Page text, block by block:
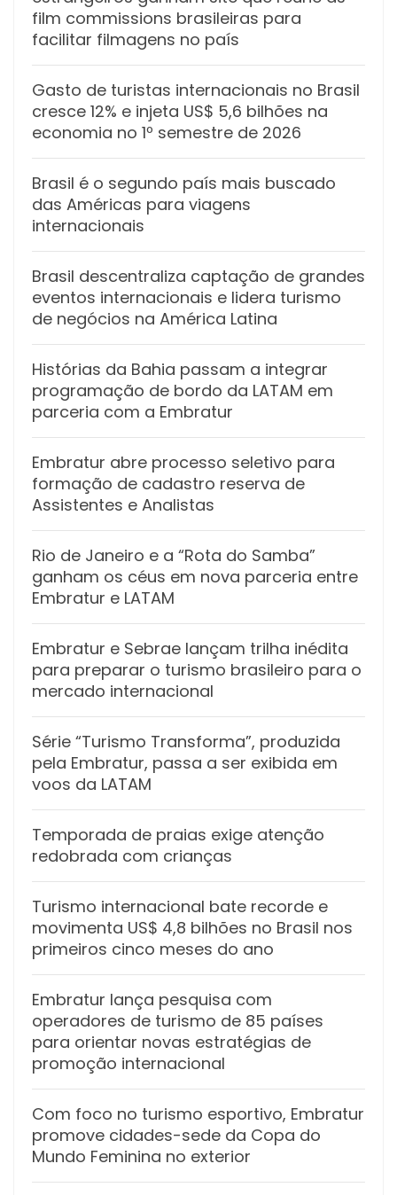
film commissions brasileiras para
facilitar filmagens no país
Gasto de turistas internacionais no Brasil
cresce 12% e injeta US$ 5,6 bilhões na
economia no 1º semestre de 2026
Brasil é o segundo país mais buscado
das Américas para viagens
internacionais
Brasil descentraliza captação de grandes
eventos internacionais e lidera turismo
de negócios na América Latina
Histórias da Bahia passam a integrar
programação de bordo da LATAM em
parceria com a Embratur
Embratur abre processo seletivo para
formação de cadastro reserva de
Assistentes e Analistas
Rio de Janeiro e a “Rota do Samba”
ganham os céus em nova parceria entre
Embratur e LATAM
Embratur e Sebrae lançam trilha inédita
para preparar o turismo brasileiro para o
mercado internacional
Série “Turismo Transforma”, produzida
pela Embratur, passa a ser exibida em
voos da LATAM
Temporada de praias exige atenção
redobrada com crianças
Turismo internacional bate recorde e
movimenta US$ 4,8 bilhões no Brasil nos
primeiros cinco meses do ano
Embratur lança pesquisa com
operadores de turismo de 85 países
para orientar novas estratégias de
promoção internacional
Com foco no turismo esportivo, Embratur
promove cidades-sede da Copa do
Mundo Feminina no exterior